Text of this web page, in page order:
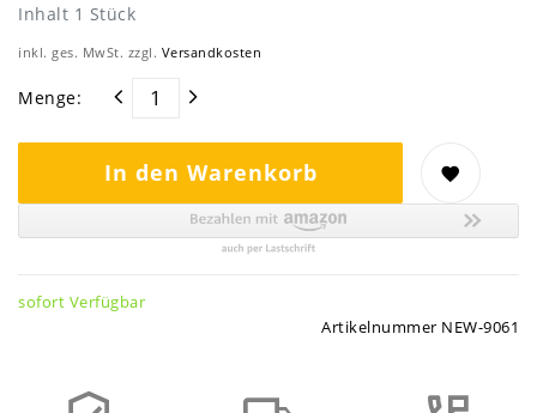
Inhalt 1 Stück
inkl. ges. MwSt. zzgl. Versandkosten
Menge:
In den Warenkorb
sofort Verfügbar
Artikelnummer NEW-9061